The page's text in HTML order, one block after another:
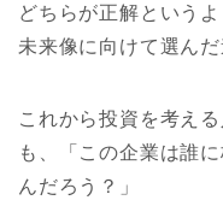
どちらが正解という
未来像に向けて選んだ
これから投資を考え
も、「この企業は誰
んだろう？」